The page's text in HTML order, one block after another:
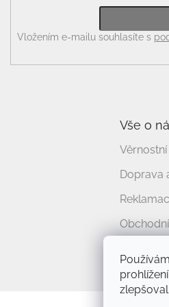
Vložením e-mailu souhlasíte s
Vše o
Doprava